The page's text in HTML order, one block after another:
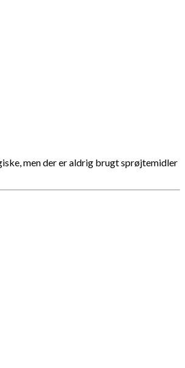
men der er aldrig brugt sprøjtemidler